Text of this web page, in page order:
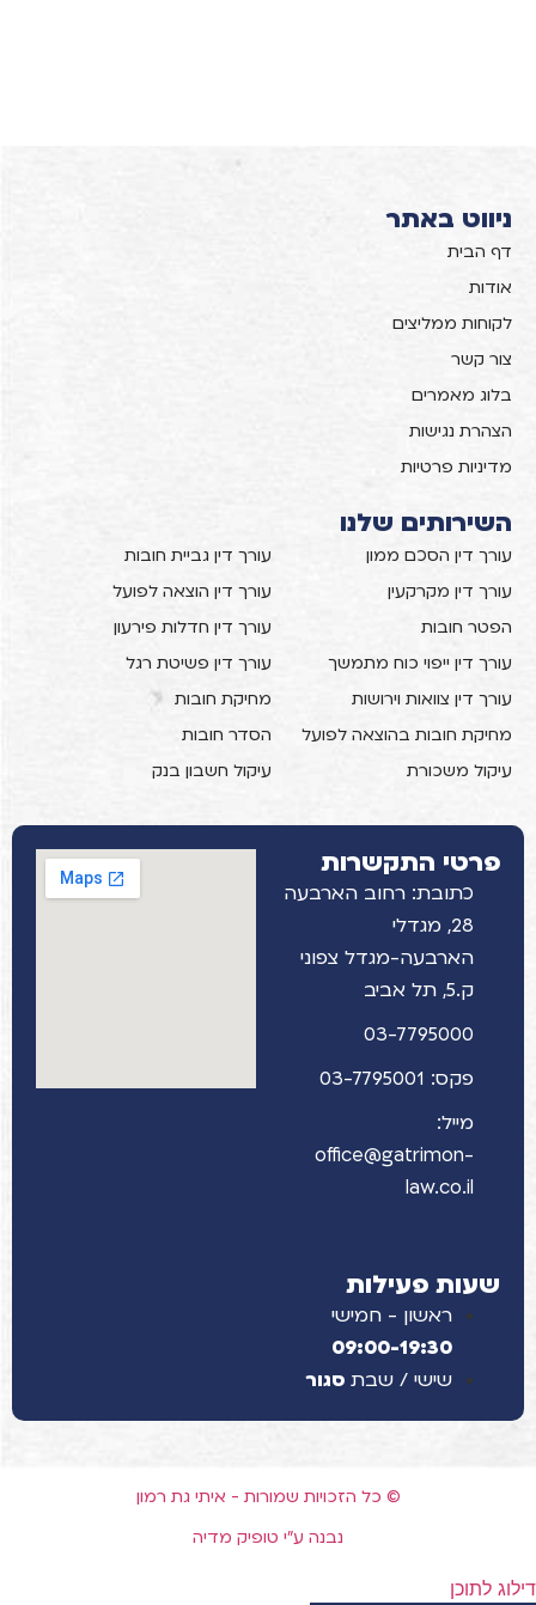
ניווט באתר
דף הבית
אודות
לקוחות ממליצים
צור קשר
בלוג מאמרים
הצהרת נגישות
מדיניות פרטיות
השירותים שלנו
עורך דין הסכם ממון
עורך דין גביית חובות
עורך דין מקרקעין
עורך דין הוצאה לפועל
הפטר חובות
עורך דין חדלות פירעון
עורך דין ייפוי כוח מתמשך
עורך דין פשיטת רגל
עורך דין צוואות וירושות
מחיקת חובות
מחיקת חובות בהוצאה לפועל
הסדר חובות
עיקול משכורת
עיקול חשבון בנק
פרטי התקשרות
כתובת: רחוב הארבעה
28, מגדלי
הארבעה-מגדל צפוני
ק.5, תל אביב
03-7795000
פקס: 03-7795001
מייל:
office@gatrimon-
law.co.il
שעות פעילות
ראשון - חמישי
09:00-19:30
שישי / שבת סגור
© כל הזכויות שמורות - איתי גת רמון
נבנה ע"י טופיק מדיה
דילוג לתוכן